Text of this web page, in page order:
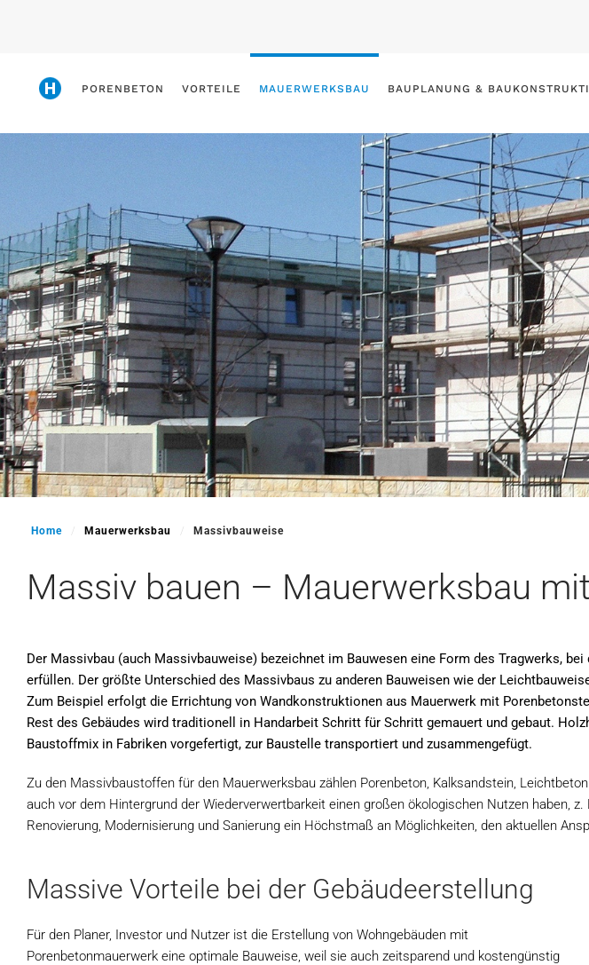
main
content
PORENBETON VORTEILE MAUERWERKSBAU BAUPLANUNG &
Home Mauerwerksbau Massivbauweise
Massiv bauen – Mauerwerksbau
Der Massivbau (auch Massivbauweise) bezeichnet im Bauwesen eine Form des Tragwerks,
erfüllen. Der größte Unterschied des Massivbaus zu anderen Bauweisen wie der
Zum Beispiel erfolgt die Errichtung von Wandkonstruktionen aus Mauerwerk mit
Rest des Gebäudes wird traditionell in Handarbeit Schritt für Schritt gemauert und gebaut.
Baustoffmix in Fabriken vorgefertigt, zur Baustelle transportiert und zusammengefügt.
Zu den Massivbaustoffen für den Mauerwerksbau zählen Porenbeton, Kalksandstein,
auch vor dem Hintergrund der Wiederverwertbarkeit einen großen ökologischen Nutzen haben,
Renovierung, Modernisierung und Sanierung ein Höchstmaß an Möglichkeiten, den aktuellen
Massive Vorteile bei der Gebäudeerstellung
Für den Planer, Investor und Nutzer ist die Erstellung von Wohngebäuden mit
Porenbetonmauerwerk eine optimale Bauweise, weil sie auch zeitsparend und kostengünstig